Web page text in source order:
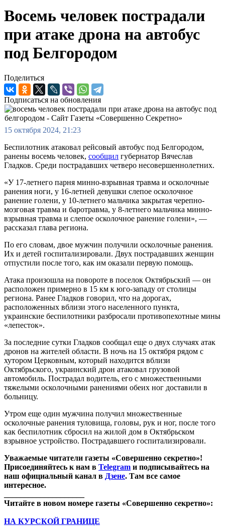
Восемь человек пострадали
при атаке дрона на автобус
под Белгородом
Поделиться
Подписаться на обновления
15 октября 2024, 21:23
Беспилотник атаковал рейсовый автобус под Белгородом,
ранены восемь человек, сообщил губернатор Вячеслав
Гладков. Среди пострадавших четверо несовершеннолетних.
«У 17-летнего парня минно-взрывная травма и осколочные
ранения ноги, у 16-летней девушки слепое осколочное
ранение голени, у 10-летнего мальчика закрытая черепно-
мозговая травма и баротравма, у 8-летнего мальчика минно-
взрывная травма и слепое осколочное ранение голени», —
рассказал глава региона.
По его словам, двое мужчин получили осколочные ранения.
Их и детей госпитализировали. Двух пострадавших женщин
отпустили после того, как им оказали первую помощь.
Атака произошла на повороте в поселок Октябрьский — он
расположен примерно в 15 км к юго-западу от столицы
региона. Ранее Гладков говорил, что на дорогах,
расположенных вблизи этого населенного пункта,
украинские беспилотники разбросали противопехотные мины
«лепесток».
За последние сутки Гладков сообщал еще о двух случаях атак
дронов на жителей области. В ночь на 15 октября рядом с
хутором Церковным, который находится вблизи
Октябрьского, украинский дрон атаковал грузовой
автомобиль. Пострадал водитель, его с множественными
тяжелыми осколочными ранениями обеих ног доставили в
больницу.
Утром еще один мужчина получил множественные
осколочные ранения туловища, головы, рук и ног, после того
как беспилотник сбросил на жилой дом в Октябрьском
взрывное устройство. Пострадавшего госпитализировали.
Уважаемые читатели газеты «Совершенно секретно»!
Присоединяйтесь к нам в Telegram и подписывайтесь на
наш официальный канал в Дзене. Там все самое
интересное.
Читайте в новом номере газеты «Совершенно секретно»:
НА КУРСКОЙ ГРАНИЦЕ